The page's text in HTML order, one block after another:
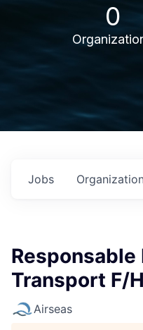
0
Jobs
Transport F/H
Airseas